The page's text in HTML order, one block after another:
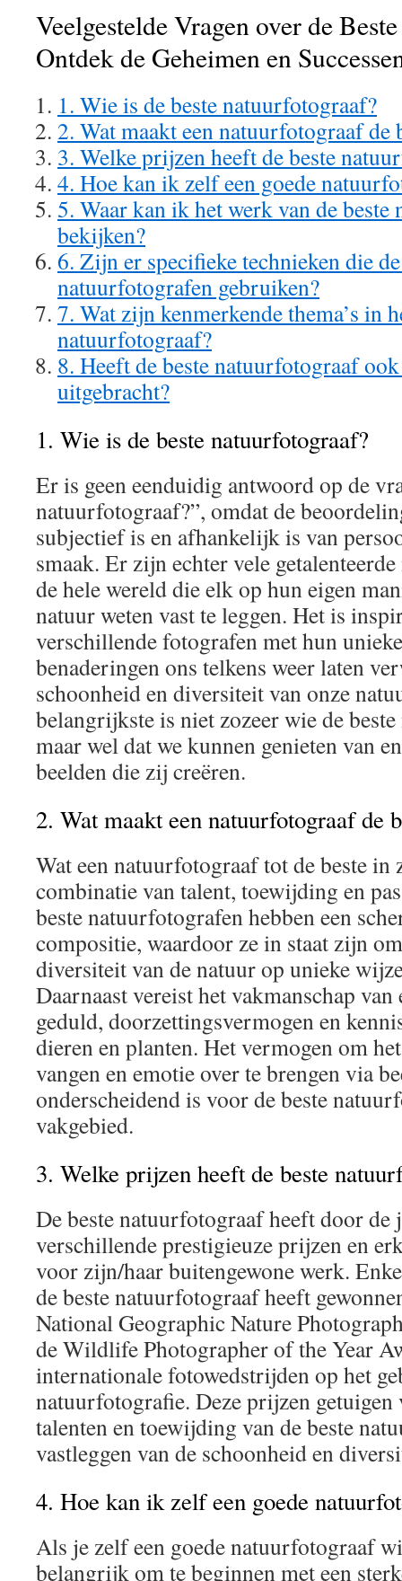
Veelgestelde Vragen over de
Ontdek de Geheimen en
1. Wie is de beste natuurfotograaf?
2. Wat maakt een natuurfotograaf de
3. Welke prijzen heeft de beste
4. Hoe kan ik zelf een goede
5. Waar kan ik het werk van de
bekijken?
6. Zijn er specifieke technieken die
natuurfotografen gebruiken?
7. Wat zijn kenmerkende thema’s in
natuurfotograaf?
8. Heeft de beste natuurfotograaf
uitgebracht?
1. Wie is de beste natuurfotograaf?
Er is geen eenduidig antwoord op de
natuurfotograaf?”, omdat de
subjectief is en afhankelijk is van
smaak. Er zijn echter vele
de hele wereld die elk op hun eigen
natuur weten vast te leggen. Het is
verschillende fotografen met hun
benaderingen ons telkens weer laten
schoonheid en diversiteit van onze
belangrijkste is niet zozeer wie de
maar wel dat we kunnen genieten van
beelden die zij creëren.
2. Wat maakt een natuurfotograaf de
Wat een natuurfotograaf tot de beste in
combinatie van talent, toewijding en
beste natuurfotografen hebben een
compositie, waardoor ze in staat zijn
diversiteit van de natuur op unieke
Daarnaast vereist het vakmanschap
geduld, doorzettingsvermogen en
dieren en planten. Het vermogen om
vangen en emotie over te brengen via
onderscheidend is voor de beste
vakgebied.
3. Welke prijzen heeft de beste
De beste natuurfotograaf heeft door de
verschillende prestigieuze prijzen en
voor zijn/haar buitengewone werk.
de beste natuurfotograaf heeft
National Geographic Nature
de Wildlife Photographer of the Year
internationale fotowedstrijden op het
natuurfotografie. Deze prijzen getuigen
talenten en toewijding van de beste
vastleggen van de schoonheid en
4. Hoe kan ik zelf een goede
Als je zelf een goede natuurfotograaf
belangrijk om te beginnen met een